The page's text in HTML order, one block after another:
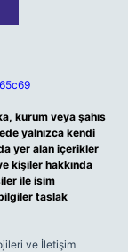
kurum veya şahıs
yalnızca kendi
yer alan içerikler
kişiler hakkında
ile isim
taslak
ve İletişim